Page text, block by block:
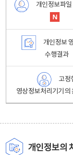
개인정보파
개인정보
수행결과
고정
영상정보처리기기의
개인정보의